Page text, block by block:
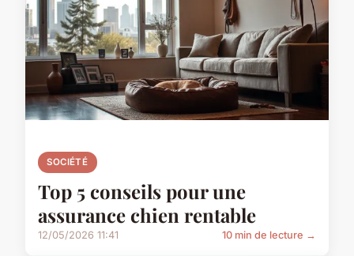
SOCIÉTÉ
Top 5 conseils pour une
assurance chien rentable
12/05/2026 11:41 10 min de lecture →